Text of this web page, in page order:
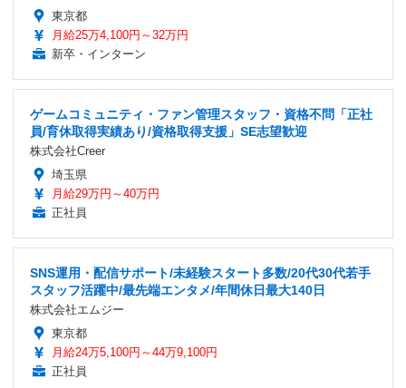
東京都
月給25万4,100円～32万円
新卒・インターン
ゲームコミュニティ・ファン管理スタッフ・資格不問「正社
員/育休取得実績あり/資格取得支援」SE志望歓迎
株式会社Creer
埼玉県
月給29万円～40万円
正社員
SNS運用・配信サポート/未経験スタート多数/20代30代若手
スタッフ活躍中/最先端エンタメ/年間休日最大140日
株式会社エムジー
東京都
月給24万5,100円～44万9,100円
正社員